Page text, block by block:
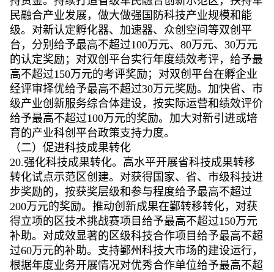
民融合产业发展，做大做强国防科技产业规模和能
级。对新认定孵化器、加速器、众创空间等双创平
台，分别给予最高不超过100万元、80万元、30万元
的认定奖励；对双创平台实行年度绩效考评，给予最
高不超过150万元的考评奖励；对双创平台在孵企业
经评审择优给予最高不超过30万元奖励。加快省、市
级产业创新服务综合体建设，按实际运营和绩效评价
给予最高不超过100万元的奖励。加大对新引进或培
育的产业科创平台政策支持力度。
（二）促进科技成果转化
20.强化科技成果转化。高水平开展省科技成果转移
转化试点示范区创建。对获得国家、省、市级科技进
步奖励的，按获奖层级和参与程度给予最高不超过
200万元的奖励。推动创新成果在鄞转移转化，对获
得立项的区技术挑战赛项目给予最高不超过150万元
补助。对成效显著的区级科技合作项目给予最高不超
过60万元的补助。支持鄞州科技大市场的建设运行，
根据年度业务开展情况对优秀合作单位给予最高不超